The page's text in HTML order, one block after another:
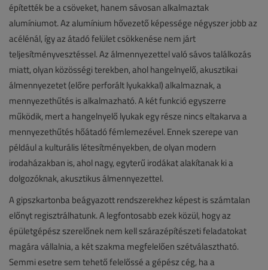
építették be a csöveket, hanem sávosan alkalmaztak
alumíniumot. Az alumínium hővezető képessége négyszer jobb az
acélénál, így az átadó felület csökkenése nem járt
teljesítményvesztéssel. Az álmennyezettel való sávos találkozás
miatt, olyan közösségi terekben, ahol hangelnyelő, akusztikai
álmennyezetet (előre perforált lyukakkal) alkalmaznak, a
mennyezethűtés is alkalmazható. A két funkció egyszerre
működik, mert a hangelnyelő lyukak egy része nincs eltakarva a
mennyezethűtés hőátadó fémlemezével. Ennek szerepe van
például a kulturális létesítményekben, de olyan modern
irodaházakban is, ahol nagy, egyterű irodákat alakítanak ki a
dolgozóknak, akusztikus álmennyezettel.
A gipszkartonba beágyazott rendszerekhez képest is számtalan
előnyt regisztrálhatunk. A legfontosabb ezek közül, hogy az
épületgépész szerelőnek nem kell szárazépítészeti feladatokat
magára vállalnia, a két szakma megfelelően szétválasztható.
Semmi esetre sem tehető felelőssé a gépész cég, ha a